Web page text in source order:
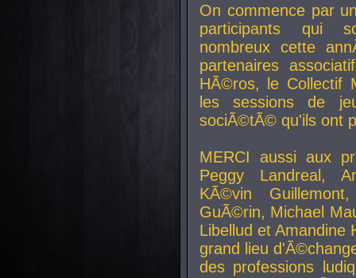
On commence par
participants qui
nombreux cette
partenaires
HÃ©ros, le Collectif
les sessions de
sociÃ©tÃ© qu'ils ont
MERCI aussi aux
Peggy Landreal,
KÃ©vin
GuÃ©rin, Michael
Libellud et Amandine
grand lieu
des professions